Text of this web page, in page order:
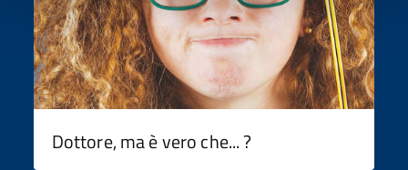
Dottore, ma è vero che... ?